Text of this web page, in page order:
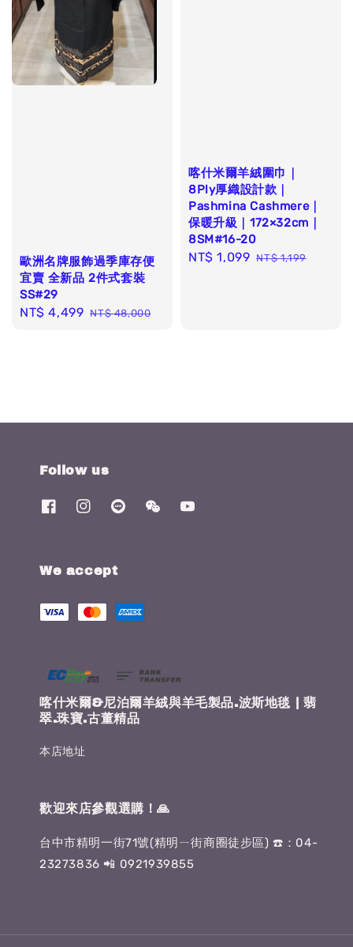
歐洲名牌服飾過季庫存便
宜賣 全新品 2件式套裝
SS#29
Sale
NT$ 4,499 Regular
NT$ 48,000
喀什米爾羊絨圍巾｜
8Ply厚織設計款｜
Pashmina Cashmere｜
保暖升級｜172×32cm｜
8SM#16-20
Sale
NT$ 1,099 Regular
NT$ 1,199
Follow us
We accept
喀什米爾&尼泊爾羊絨與羊毛製品.波斯地毯 | 翡
翠.珠寶.古董精品
本店地址
歡迎來店參觀選購！🙏
台中市精明一街71號(精明ㄧ街商圈徒步區) ☎️：04-
23273836 📲 0921939855